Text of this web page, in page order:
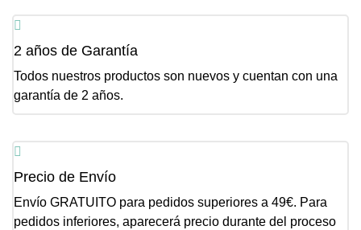
2 años de Garantía
Todos nuestros productos son nuevos y cuentan con una
garantía de 2 años.
Precio de Envío
Envío GRATUITO para pedidos superiores a 49€. Para
pedidos inferiores, aparecerá precio durante del proceso